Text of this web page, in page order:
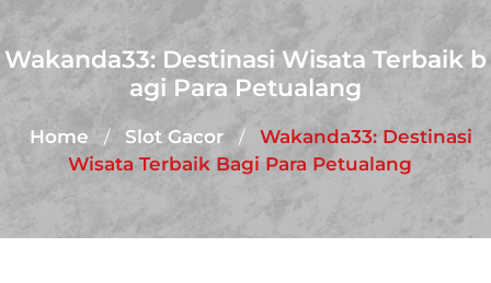
Wakanda33: Destinasi Wisata Terbaik b
agi Para Petualang
Home / Slot Gacor /
Wakanda33: Destinasi
Wisata Terbaik Bagi Para Petualang